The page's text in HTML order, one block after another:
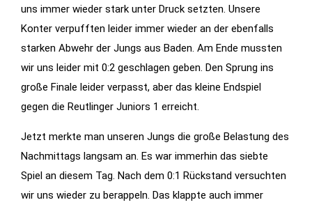
uns immer wieder stark unter Druck setzten. Unsere
Konter verpufften leider immer wieder an der ebenfalls
starken Abwehr der Jungs aus Baden. Am Ende mussten
wir uns leider mit 0:2 geschlagen geben. Den Sprung ins
große Finale leider verpasst, aber das kleine Endspiel
gegen die Reutlinger Juniors 1 erreicht.
Jetzt merkte man unseren Jungs die große Belastung des
Nachmittags langsam an. Es war immerhin das siebte
Spiel an diesem Tag. Nach dem 0:1 Rückstand versuchten
wir uns wieder zu berappeln. Das klappte auch immer
Verhalten beim
Besuch unserer
Website mitteilen,
erhöhen Sie die
Wahrscheinlichkeit,
personalisierte
Inhalte und
Angebote zu
sehen.